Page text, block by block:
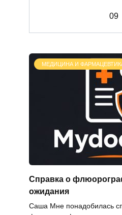
09
МЕДИЦИНА И
Справка о
ожидания
Саша Мне понадобилась